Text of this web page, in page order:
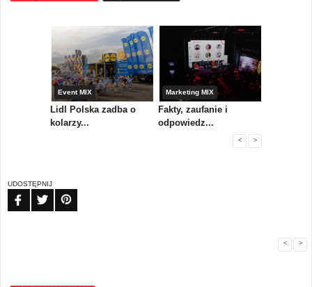
Event MIX
Lidl Polska zadba o
kolarzy...
Marketing MIX
Fakty, zaufanie i
odpowiedz...
< >
UDOSTĘPNIJ
< >